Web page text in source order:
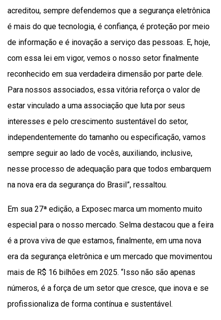
acreditou, sempre defendemos que a segurança eletrônica
é mais do que tecnologia, é confiança, é proteção por meio
de informação e é inovação a serviço das pessoas. E, hoje,
com essa lei em vigor, vemos o nosso setor finalmente
reconhecido em sua verdadeira dimensão por parte dele.
Para nossos associados, essa vitória reforça o valor de
estar vinculado a uma associação que luta por seus
interesses e pelo crescimento sustentável do setor,
independentemente do tamanho ou especificação, vamos
sempre seguir ao lado de vocês, auxiliando, inclusive,
nesse processo de adequação para que todos embarquem
na nova era da segurança do Brasil”, ressaltou.
Em sua 27ª edição, a Exposec marca um momento muito
especial para o nosso mercado. Selma destacou que a feira
é a prova viva de que estamos, finalmente, em uma nova
era da segurança eletrônica e um mercado que movimentou
mais de R$ 16 bilhões em 2025. “Isso não são apenas
números, é a força de um setor que cresce, que inova e se
profissionaliza de forma contínua e sustentável.